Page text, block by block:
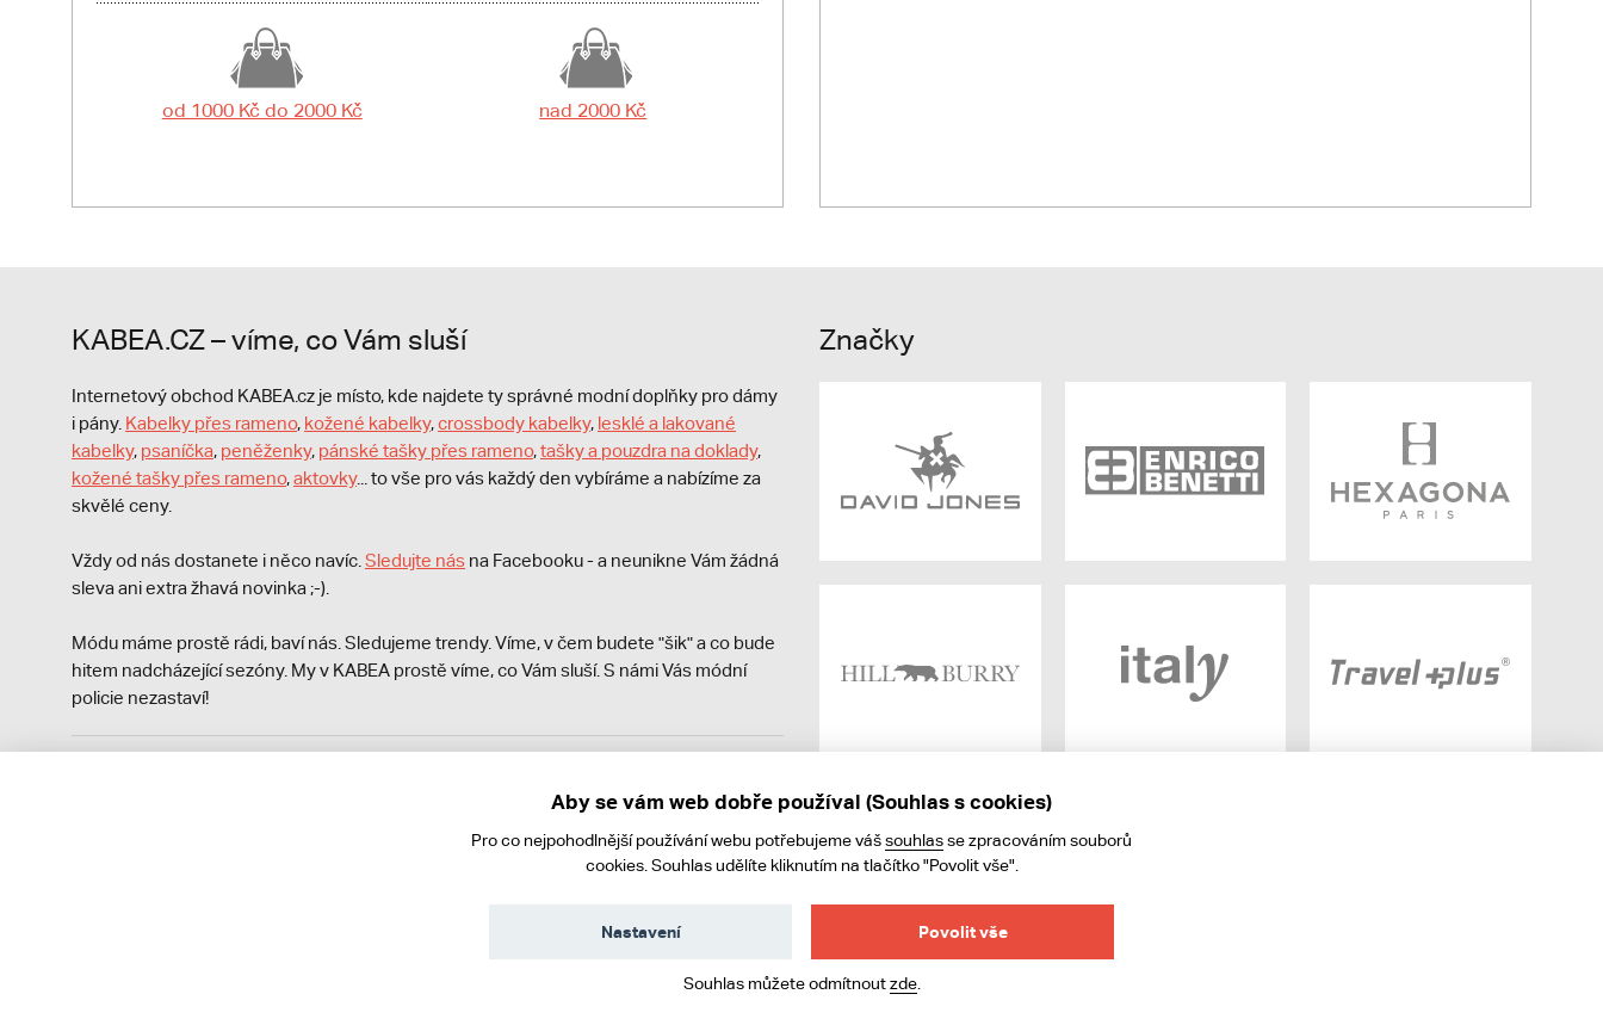
od 1000 Kč do 2000 Kč nad 2000 Kč
KABEA.CZ – víme, co Vám sluší
Internetový obchod KABEA.cz je místo, kde najdete ty správné modní doplňky pro dámy
i pány. Kabelky přes rameno, kožené kabelky,crossbody kabelky, lesklé a lakované
kabelky, psaníčka, peněženky, pánské tašky přes rameno,tašky a pouzdra na doklady,
kožené tašky přes rameno,aktovky... to vše pro vás každý den vybíráme a nabízíme za
skvělé ceny.
Vždy od nás dostanete i něco navíc. Sledujte nás na Facebooku - a neunikne Vám žádná
sleva ani extra žhavá novinka ;-).
Módu máme prostě rádi, baví nás. Sledujeme trendy. Víme, v čem budete "šik" a co bude
hitem nadcházející sezóny. My v KABEA prostě víme, co Vám sluší. S námi Vás módní
policie nezastaví!
Zároveň je povinen zaevidovat přijatou tržbu u správce daně online; v případě
Značky
Aby se vám web dobře používal (Souhlas s cookies)
Pro co nejpohodlnější používání webu potřebujeme vášsouhlasse zpracováním souborů
cookies. Souhlas udělíte kliknutím na tlačítko "Povolit vše".
Povolit vše
Nastavení
Souhlas můžete odmítnoutzde.